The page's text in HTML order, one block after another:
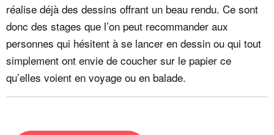
réalise déjà des dessins offrant un beau rendu. Ce sont
donc des stages que l’on peut recommander aux
personnes qui hésitent à se lancer en dessin ou qui tout
simplement ont envie de coucher sur le papier ce
qu’elles voient en voyage ou en balade.